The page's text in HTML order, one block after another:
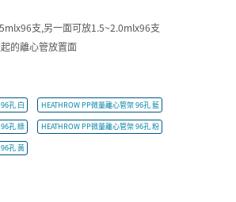
支,另一面可放1.5~2.0mlx96支
的離心管放置面
孔 白 HEATHROW PP微量離心管架 96孔 藍
孔 綠 HEATHROW PP微量離心管架 96孔 粉
孔 黃